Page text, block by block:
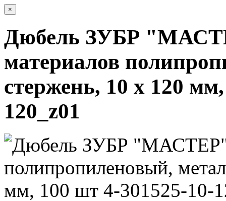
×
Дюбель ЗУБР
материалов
стержень, 10 x 120
120_z01